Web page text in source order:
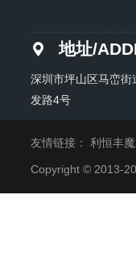
地址/
深圳市坪山区马峦街
发路4号
友情链接： 利恒丰
Copyright © 2013-